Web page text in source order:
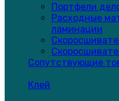
Портфели
Расходные
ламинации
Сопутствующие
Клей